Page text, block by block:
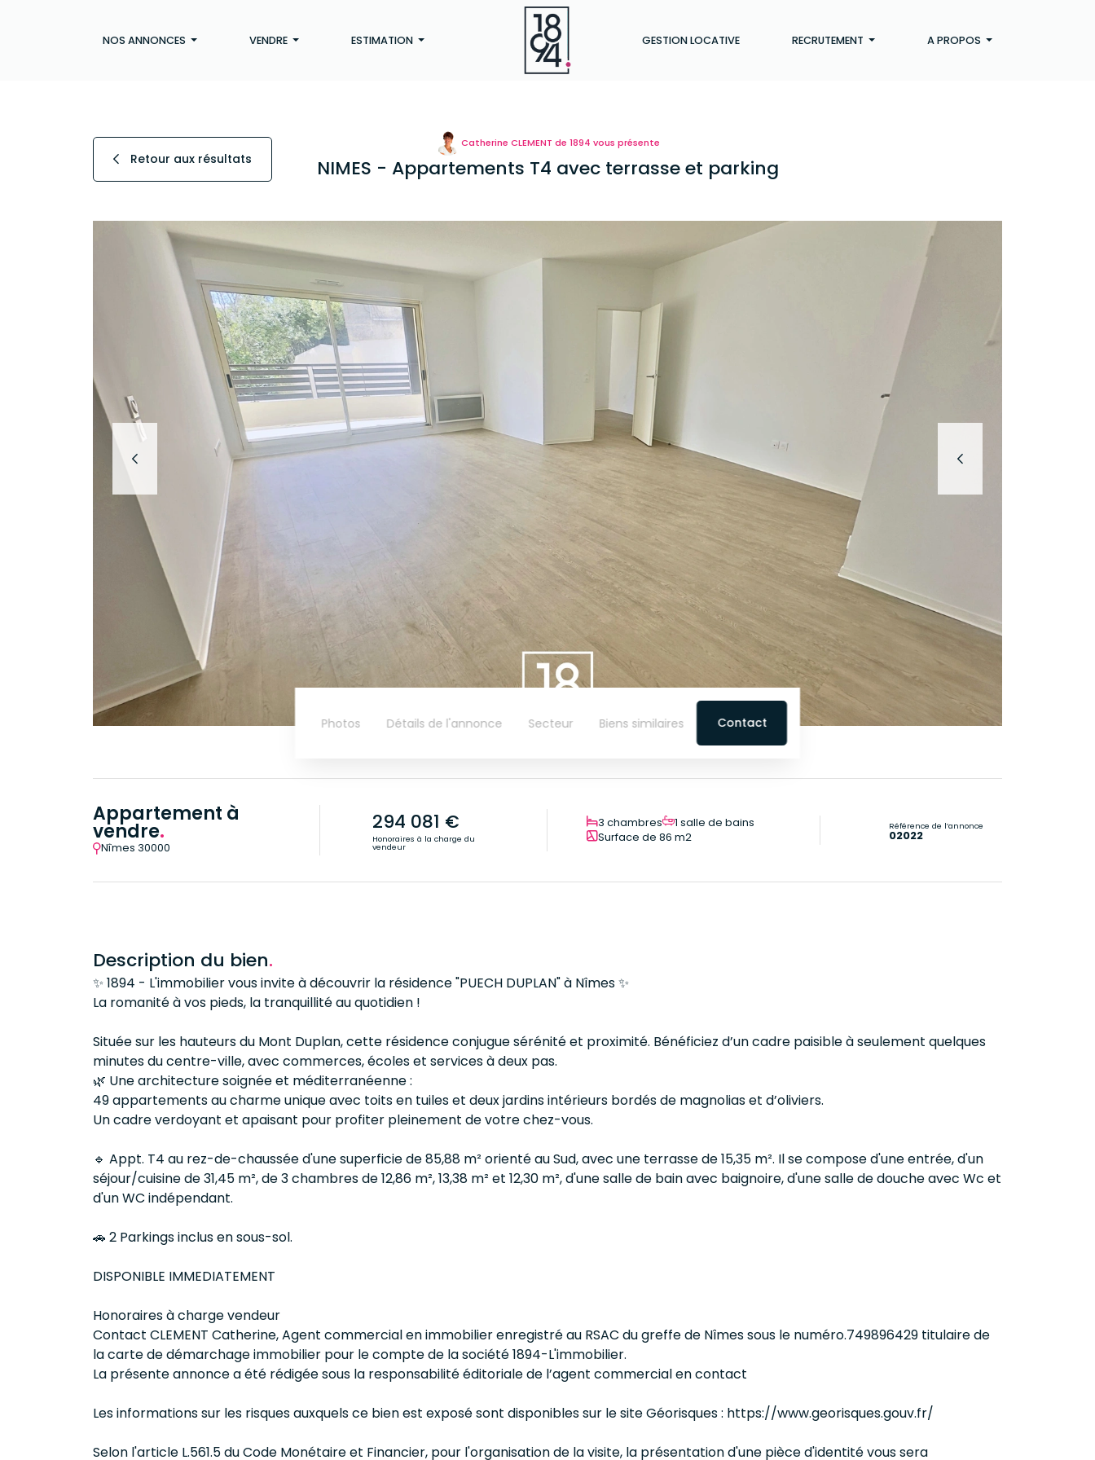
NOS ANNONCES VENDRE ESTIMATION GESTION LOCATIVE RECRUTEMENT A PROPOS
Retour aux résultats
Catherine CLEMENT de 1894 vous présente
NIMES - Appartements T4 avec terrasse et parking
Photos Détails de l'annonce Secteur Biens similaires Contact
Appartement à
vendre.
Nîmes 30000
294 081 €
Honoraires à la charge du
vendeur
3 chambres
1 salle de bains
Surface de 86 m2
Référence de l’annonce
02022
Description du bien.
✨ 1894 - L'immobilier vous invite à découvrir la résidence "PUECH DUPLAN" à Nîmes ✨
La romanité à vos pieds, la tranquillité au quotidien !
Située sur les hauteurs du Mont Duplan, cette résidence conjugue sérénité et proximité. Bénéficiez d’un cadre paisible à seulement quelques
minutes du centre-ville, avec commerces, écoles et services à deux pas.
🌿 Une architecture soignée et méditerranéenne :
49 appartements au charme unique avec toits en tuiles et deux jardins intérieurs bordés de magnolias et d’oliviers.
Un cadre verdoyant et apaisant pour profiter pleinement de votre chez-vous.
🔹 Appt. T4 au rez-de-chaussée d'une superficie de 85,88 m² orienté au Sud, avec une terrasse de 15,35 m². Il se compose d'une entrée, d'un
séjour/cuisine de 31,45 m², de 3 chambres de 12,86 m², 13,38 m² et 12,30 m², d'une salle de bain avec baignoire, d'une salle de douche avec Wc et
d'un WC indépendant.
🚗 2 Parkings inclus en sous-sol.
DISPONIBLE IMMEDIATEMENT
Honoraires à charge vendeur
Contact CLEMENT Catherine, Agent commercial en immobilier enregistré au RSAC du greffe de Nîmes sous le numéro.749896429 titulaire de
la carte de démarchage immobilier pour le compte de la société 1894-L'immobilier.
La présente annonce a été rédigée sous la responsabilité éditoriale de l’agent commercial en contact
Les informations sur les risques auxquels ce bien est exposé sont disponibles sur le site Géorisques : https://www.georisques.gouv.fr/
Selon l'article L.561.5 du Code Monétaire et Financier, pour l'organisation de la visite, la présentation d'une pièce d'identité vous sera